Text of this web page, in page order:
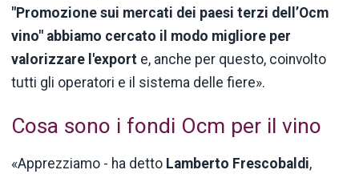
"Promozione sui mercati dei paesi terzi dell’Ocm
vino" abbiamo cercato il modo migliore per
valorizzare l'export e, anche per questo, coinvolto
tutti gli operatori e il sistema delle fiere».
Cosa sono i fondi Ocm per il vino
«Apprezziamo - ha detto Lamberto Frescobaldi,